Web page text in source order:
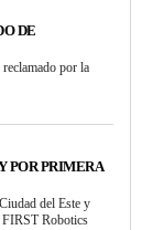
DE
por la
POR PRIMERA
del Este y
FIRST Robotics